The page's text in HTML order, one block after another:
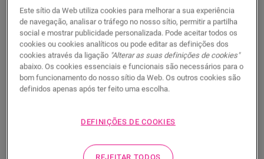
branca que se pode pintar (QSSKPAINT).
Dimensões
Documentos
Um acabamento impermeável em 5
Este sítio da Web utiliza cookies para melhorar a sua experiência
de navegação, analisar o tráfego no nosso sítio, permitir a partilha
social e mostrar publicidade personalizada. Pode aceitar todos os
cookies ou cookies analíticos ou pode editar as definições dos
cookies através da ligação "Alterar as suas definições de cookies"
abaixo. Os cookies essenciais e funcionais são necessários para o
bom funcionamento do nosso sítio da Web. Os outros cookies são
definidos apenas após ter feito uma escolha.
DEFINIÇÕES DE COOKIES
REJEITAR TODOS